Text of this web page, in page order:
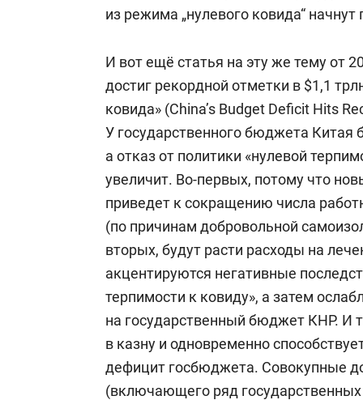
из режима „нулевого ковида“
И вот ещё статья на эту же тему от
достиг рекордной отметки в $1,1
ковида» (China’s Budget Deficit Hits
У государственного бюджета Китая
а отказ от политики «нулевой
увеличит. Во-первых, потому что
приведет к сокращению числа
(по причинам добровольной
вторых, будут расти расходы на
акцентируются негативные
терпимости к ковиду», а затем
на государственный бюджет КНР. И
в казну и одновременно
дефицит госбюджета. Совокупные
(включающего ряд